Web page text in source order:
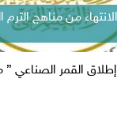
إطلاق القمر الصناعي ”